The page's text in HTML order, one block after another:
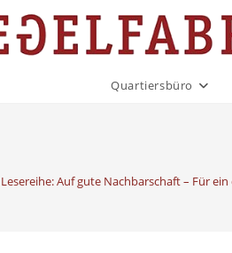
Quartiersbüro
Lesereihe: Auf gute Nachbarschaft – Für